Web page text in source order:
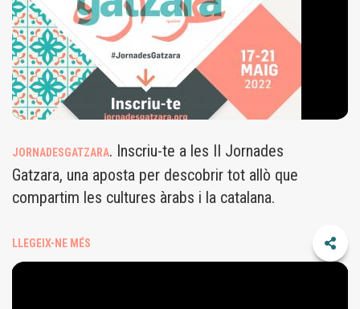
JORNADESGATZARA. Inscriu-te a les II Jornades
Gatzara, una aposta per descobrir tot allò que
compartim les cultures àrabs i la catalana.
LLEGEIX-NE MÉS